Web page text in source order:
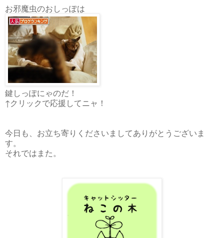
お邪魔虫のおしっぽは
鍵しっぽにゃのだ！
↑クリックで応援してニャ！
今日も、お立ち寄りくださいましてありがとうございま
す。
それではまた。